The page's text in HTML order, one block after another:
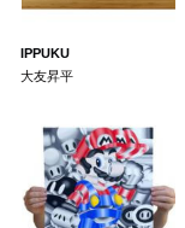
IPPUKU
大友昇平